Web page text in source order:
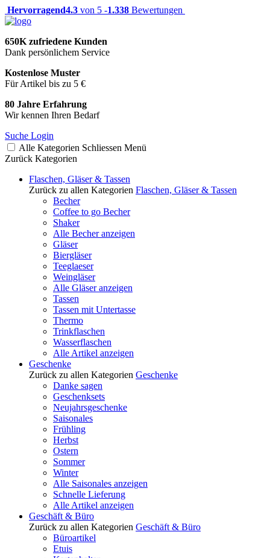
Hervorragend4.3 von 5 -1.338 Bewertungen
650K zufriedene Kunden
Dank persönlichem Service
Kostenlose Muster
Für Artikel bis zu 5 €
80 Jahre Erfahrung
Wir kennen Ihren Bedarf
Suche Login
Alle Kategorien Schliessen Menü
Zurück Kategorien
Flaschen, Gläser & Tassen
Zurück zu allen Kategorien Flaschen, Gläser & Tassen
Becher
Coffee to go Becher
Shaker
Alle Becher anzeigen
Gläser
Biergläser
Teeglaeser
Weingläser
Alle Gläser anzeigen
Tassen
Tassen mit Untertasse
Thermo
Trinkflaschen
Wasserflaschen
Alle Artikel anzeigen
Geschenke
Zurück zu allen Kategorien Geschenke
Danke sagen
Geschenksets
Neujahrsgeschenke
Saisonales
Frühling
Herbst
Ostern
Sommer
Winter
Alle Saisonales anzeigen
Schnelle Lieferung
Alle Artikel anzeigen
Geschäft & Büro
Zurück zu allen Kategorien Geschäft & Büro
Büroartikel
Etuis